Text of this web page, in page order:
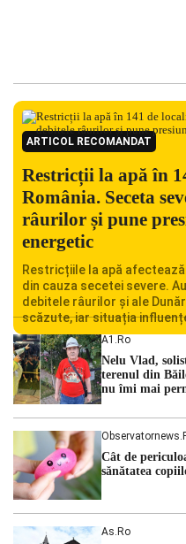
ARTICOL RECOMANDAT
Restricții la apă în
România. Seceta
râurilor și pune
energetic
Restricțiile la apă
din cauza secetei severe.
debitele râurilor și ale
scăzute, iar situația
Centralei Nucleare de la
cu una dintre cele mai
hidrologic din ultimii ani.
A1.ro
Nelu Vlad,
terenul din
nu îmi mai
Cât de
sănătatea
As.ro